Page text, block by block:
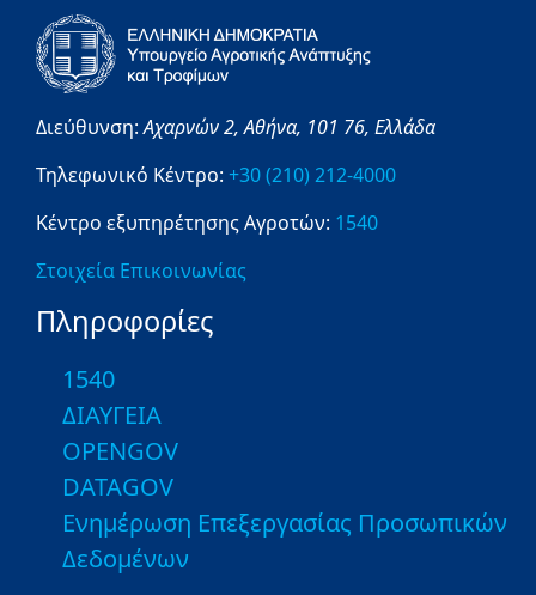
Διεύθυνση:Αχαρνών 2,Αθήνα, 101 76, Ελλάδα
Τηλεφωνικό Κέντρο: +30 (210) 212-4000
Κέντρο εξυπηρέτησης Αγροτών: 1540
Στοιχεία Επικοινωνίας
Πληροφορίες
1540
ΔΙΑΥΓΕΙΑ
OPENGOV
DATAGOV
Ενημέρωση Επεξεργασίας Προσωπικών
Δεδομένων